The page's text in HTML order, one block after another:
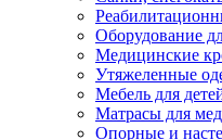
Оборудование
Медицинские
Утяжеленные
Мебель для
Матрасы для
Опорные и